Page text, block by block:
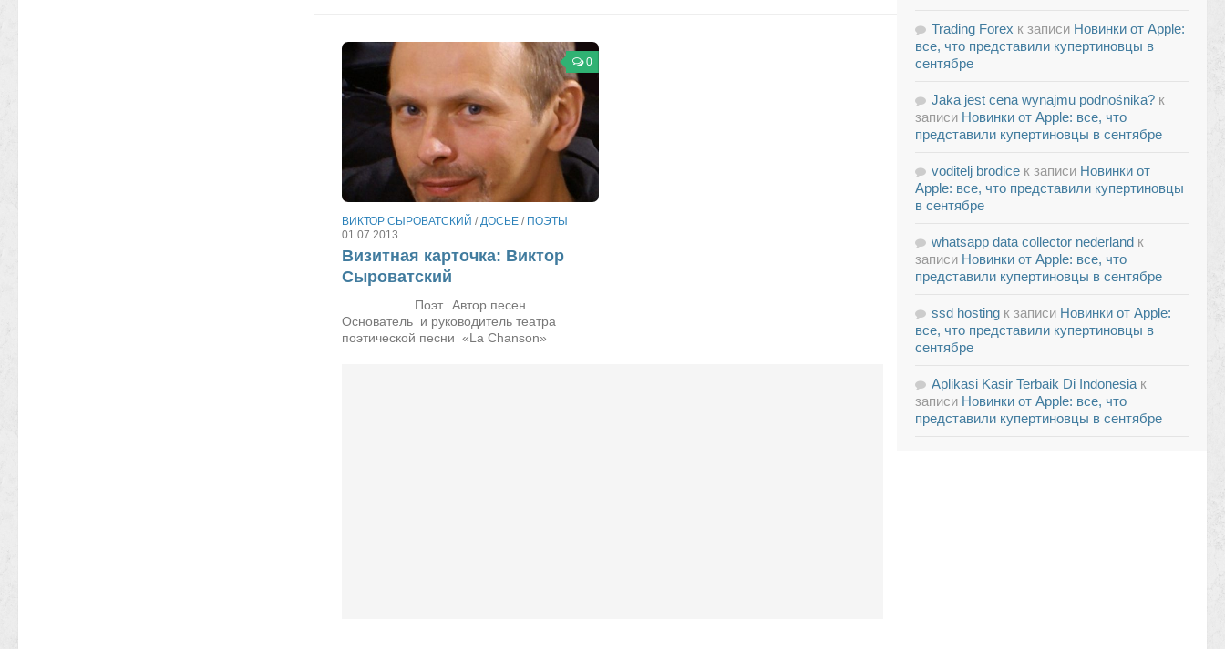
0
ВИКТОР СЫРОВАТСКИЙ /ДОСЬЕ / ПОЭТЫ
01.07.2013
Визитная карточка: Виктор
Сыроватский
Поэт. Автор песен.
Основатель и руководитель театра
поэтической песни «La Chanson»
Trading Forex к записи Новинки от Apple:
все, что представили купертиновцы в
сентябре
Jaka jest cena wynajmu podnośnika? к
записи Новинки от Apple: все, что
представили купертиновцы в сентябре
voditelj brodice к записи Новинки от
Apple: все, что представили купертиновцы
в сентябре
whatsapp data collector nederland к
записи Новинки от Apple: все, что
представили купертиновцы в сентябре
ssd hosting к записи Новинки от Apple:
все, что представили купертиновцы в
сентябре
Aplikasi Kasir Terbaik Di Indonesia к
записи Новинки от Apple: все, что
представили купертиновцы в сентябре